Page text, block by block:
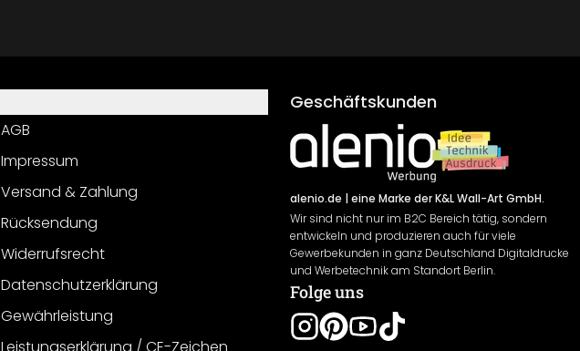
AGB
Impressum
Versand & Zahlung
Rücksendung
Widerrufsrecht
Datenschutzerklärung
Gewährleistung
Geschäftskunden
alenio.de | eine Marke der K&L Wall-Art GmbH.
Wir sind nicht nur im B2C Bereich tätig, sondern
entwickeln und produzieren auch für viele
Gewerbekunden in ganz Deutschland Digitaldrucke
und Werbetechnik am Standort Berlin.
Folge uns